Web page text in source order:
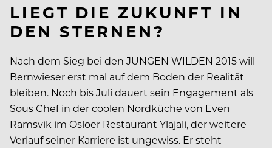
LIEGT DIE ZUKUNFT IN
DEN STERNEN?
Nach dem Sieg bei den JUNGEN WILDEN 2015 will
Bernwieser erst mal auf dem Boden der Realität
bleiben. Noch bis Juli dauert sein Engagement als
Sous Chef in der coolen Nordküche von Even
Ramsvik im Osloer Restaurant Ylajali, der weitere
Verlauf seiner Karriere ist ungewiss. Er steht